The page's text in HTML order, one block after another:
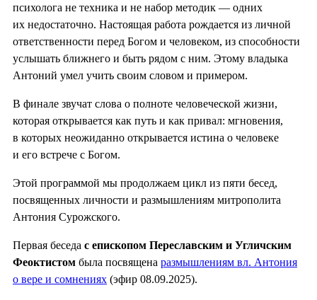
психолога не техника и не набор методик — одних
их недостаточно. Настоящая работа рождается из личной
ответственности перед Богом и человеком, из способности
услышать ближнего и быть рядом с ним. Этому владыка
Антоний умел учить своим словом и примером.
В финале звучат слова о полноте человеческой жизни,
которая открывается как путь и как привал: мгновения,
в которых неожиданно открывается истина о человеке
и его встрече с Богом.
Этой программой мы продолжаем цикл из пяти бесед,
посвященных личности и размышлениям митрополита
Антония Сурожского.
Первая беседа с епископом Переславским и Угличским
Феоктистом была посвящена размышлениям вл. Антония
о вере и сомнениях (эфир 08.09.2025).